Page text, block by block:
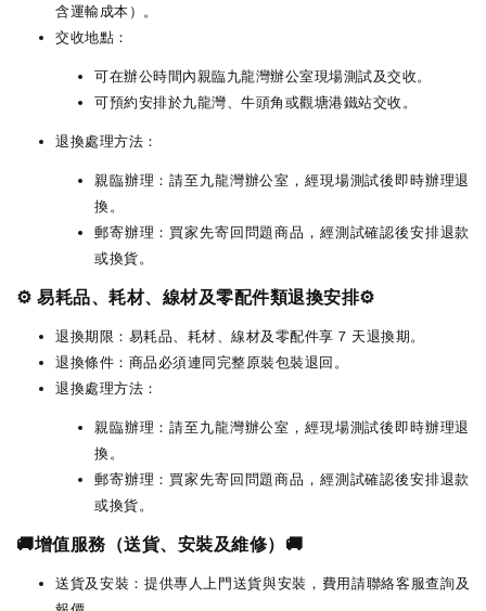
含運輸成本）。
交收地點：
可在辦公時間內親臨九龍灣辦公室現場測試及交收。
可預約安排於九龍灣、牛頭角或觀塘港鐵站交收。
退換處理方法：
親臨辦理：請至九龍灣辦公室，經現場測試後即時辦理退
換。
郵寄辦理：買家先寄回問題商品，經測試確認後安排退款
或換貨。
⚙️ 易耗品、耗材、線材及零配件類退換安排⚙️
退換期限：易耗品、耗材、線材及零配件享 7 天退換期。
退換條件：商品必須連同完整原裝包裝退回。
退換處理方法：
親臨辦理：請至九龍灣辦公室，經現場測試後即時辦理退
換。
郵寄辦理：買家先寄回問題商品，經測試確認後安排退款
或換貨。
🚚增值服務（送貨、安裝及維修）🚚
送貨及安裝：提供專人上門送貨與安裝，費用請聯絡客服查詢及